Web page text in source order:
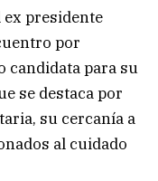
ex presidente
por
candidata para su
se destaca por
su cercanía a
al cuidado